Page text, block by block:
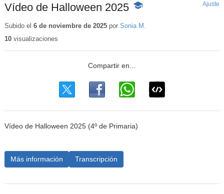
Vídeo de Halloween 2025 -
educativo
Ajuste
Subido el 6 de noviembre de 2025por Sonia M.
10visualizaciones
Vídeo de Halloween 2025 (4º de Primaria)
Más información Transcripción